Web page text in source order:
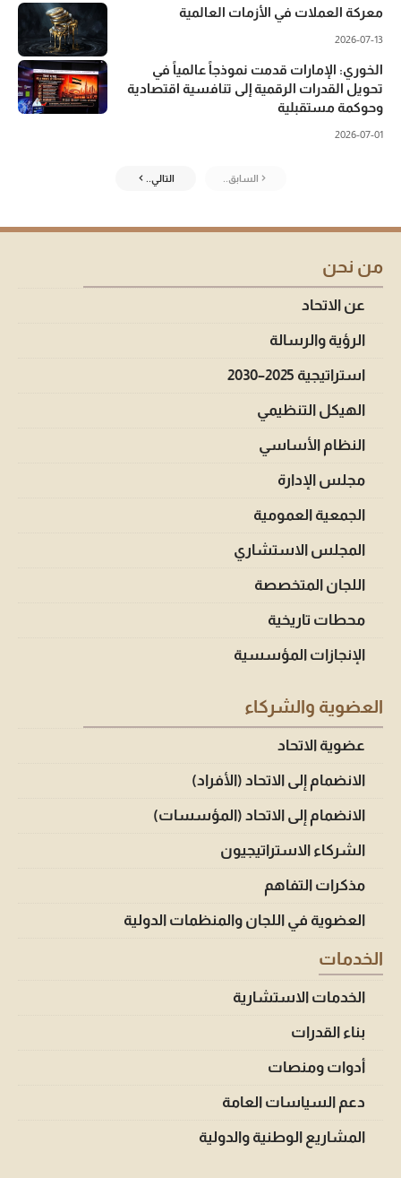
معركة العملات في الأزمات العالمية
2026-07-13
الخوري: الإمارات قدمت نموذجاً عالمياً في
تحويل القدرات الرقمية إلى تنافسية اقتصادية
وحوكمة مستقبلية
2026-07-01
السابق.. التالي..
من نحن
عن الاتحاد
الرؤية والرسالة
استراتيجية 2025–2030
الهيكل التنظيمي
النظام الأساسي
مجلس الإدارة
الجمعية العمومية
المجلس الاستشاري
اللجان المتخصصة
محطات تاريخية
الإنجازات المؤسسية
العضوية والشركاء
عضوية الاتحاد
الانضمام إلى الاتحاد (الأفراد)
الانضمام إلى الاتحاد (المؤسسات)
الشركاء الاستراتيجيون
مذكرات التفاهم
العضوية في اللجان والمنظمات الدولية
الخدمات
الخدمات الاستشارية
بناء القدرات
أدوات ومنصات
دعم السياسات العامة
المشاريع الوطنية والدولية